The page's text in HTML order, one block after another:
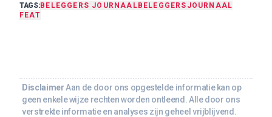
TAGS:BELEGGERS JOURNAAL BELEGGERSJOURNAAL
FEAT
Disclaimer Aan de door ons opgestelde informatie kan op
geen enkele wijze rechten worden ontleend. Alle door ons
verstrekte informatie en analyses zijn geheel vrijblijvend.